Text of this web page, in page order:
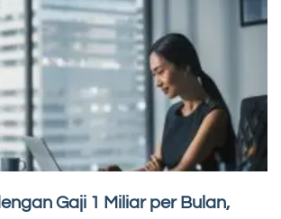
Gaji 1 Miliar per Bulan,